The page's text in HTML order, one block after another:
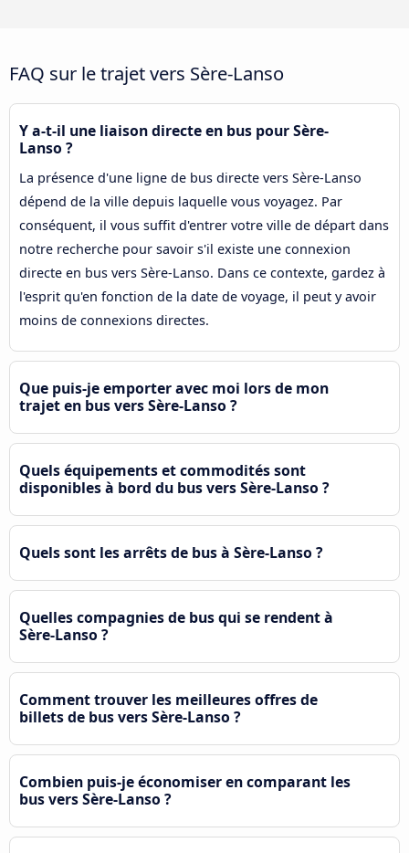
FAQ sur le trajet vers Sère-Lanso
Y a-t-il une liaison directe en bus pour Sère-
Lanso ?
La présence d'une ligne de bus directe vers Sère-Lanso
dépend de la ville depuis laquelle vous voyagez. Par
conséquent, il vous suffit d'entrer votre ville de départ dans
notre recherche pour savoir s'il existe une connexion
directe en bus vers Sère-Lanso. Dans ce contexte, gardez à
l'esprit qu'en fonction de la date de voyage, il peut y avoir
moins de connexions directes.
Que puis-je emporter avec moi lors de mon
trajet en bus vers Sère-Lanso ?
Quels équipements et commodités sont
disponibles à bord du bus vers Sère-Lanso ?
Quels sont les arrêts de bus à Sère-Lanso ?
Quelles compagnies de bus qui se rendent à
Sère-Lanso ?
Comment trouver les meilleures offres de
billets de bus vers Sère-Lanso ?
Combien puis-je économiser en comparant les
bus vers Sère-Lanso ?